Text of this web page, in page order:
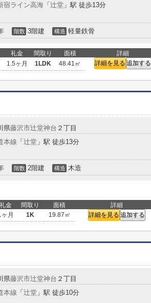
宿ライン高海 「 辻堂 」駅 徒歩13分
階数 3階建 構造 軽量鉄骨
礼金 間取り 面積 詳細
1.5ヶ月 1LDK 48.41㎡ 詳細を見る 追加する
県藤沢市辻堂神台 ２丁目
本線 「 辻堂 」駅 徒歩13分
階数 2階建 構造 木造
礼金 間取り 面積 詳細
ヶ月 1K 19.87㎡ 詳細を見る 追加する
県藤沢市辻堂神台 ２丁目
本線 「 辻堂 」駅 徒歩10分